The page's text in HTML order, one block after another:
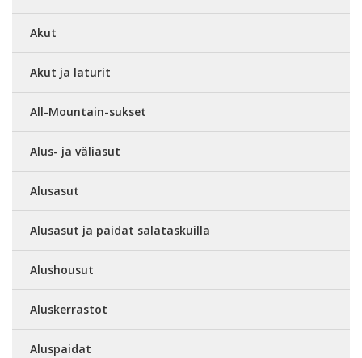
Akut
Akut ja laturit
All-Mountain-sukset
Alus- ja väliasut
Alusasut
Alusasut ja paidat salataskuilla
Alushousut
Aluskerrastot
Aluspaidat